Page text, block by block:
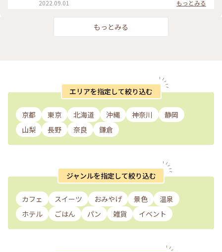
懐かしく思い出しました. 長町の入り口近くにあって、今回訪
たろう #たろうのようかん #長町 #金沢ことりっぷ #グリルオ
ーツカ #ハントンライス
で オススメです。 #石川県#金沢市#金沢観光#北陸観光#石川
観光#金沢旅行#金沢和菓子店#金沢和菓子#金沢グルメ#金沢お
やつ#金沢かき氷#茶菓工房たろう鬼川店#金沢武家屋敷#長町
2022.09.01 もっとみる
もっとみる
エリアを指定して絞り込む
京都 東京 北海道 沖縄 神奈川
静岡
山梨
長野 奈良 鎌倉
ジャンルを指定して絞り込む
カフェ スイーツ おみやげ 景色
温泉
ホテル
ごはん パン 雑貨 イベント